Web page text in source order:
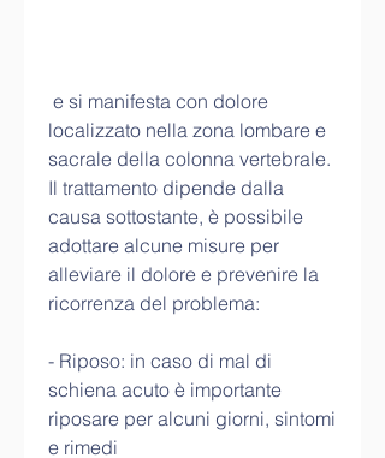
localizzato nella zona lombare e
sacrale della colonna vertebrale.
Il trattamento dipende dalla
causa sottostante, è possibile
adottare alcune misure per
alleviare il dolore e prevenire la
ricorrenza del problema:
- Riposo: in caso di mal di
schiena acuto è importante
riposare per alcuni giorni, sintomi
e rimedi